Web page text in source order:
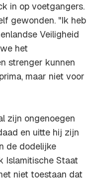
in op voetgangers.
gewonden. "Ik heb
Veiligheid
het
strenger kunnen
maar niet voor
zijn ongenoegen
en uitte hij zijn
de dodelijke
Islamitische Staat
niet toestaan dat